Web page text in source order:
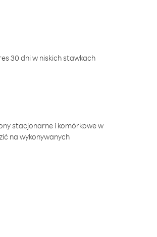
30 dni w niskich stawkach
stacjonarne i komórkowe w
na wykonywanych